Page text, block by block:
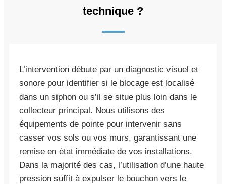
technique ?
L’intervention débute par un diagnostic visuel et
sonore pour identifier si le blocage est localisé
dans un siphon ou s’il se situe plus loin dans le
collecteur principal. Nous utilisons des
équipements de pointe pour intervenir sans
casser vos sols ou vos murs, garantissant une
remise en état immédiate de vos installations.
Dans la majorité des cas, l’utilisation d’une haute
pression suffit à expulser le bouchon vers le